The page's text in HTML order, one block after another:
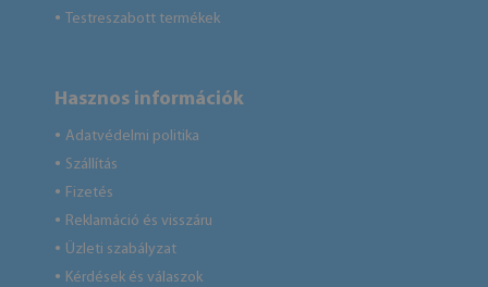
● Testreszabott termékek
Hasznos információk
● Adatvédelmi politika
● Szállítás
● Fizetés
● Reklamáció és visszáru
● Üzleti szabályzat
● Kérdések és válaszok